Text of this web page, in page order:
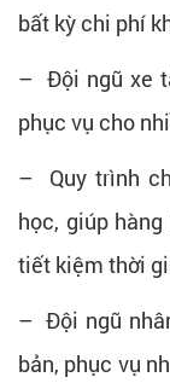
bất kỳ chi phí
– Đội ngũ xe
phục vụ cho
– Quy trình
học, giúp
tiết kiệm thời
– Đội ngũ
bản, phục vụ